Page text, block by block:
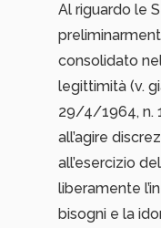
Al riguardo le
consolidato
legittimità (v.
29/4/1964, n.
all’agire
all’esercizio
liberamente
bisogni e la